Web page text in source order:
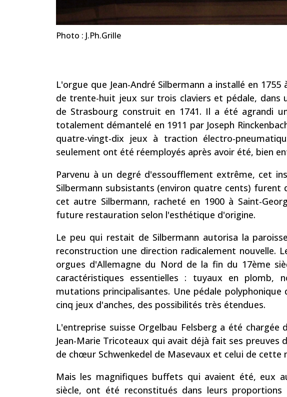
Photo : J.Ph.Grille
L'orgue que Jean-André Silbermann a installé en
de trente-huit jeux sur trois claviers et pédale, dans
de Strasbourg construit en 1741. Il a été agrandi
totalement démantelé en 1911 par Joseph
quatre-vingt-dix jeux à traction électro-
seulement ont été réemployés après avoir été, bien
Parvenu à un degré d'essoufflement extrême, cet
Silbermann subsistants (environ quatre cents) furent
cet autre Silbermann, racheté en 1900 à Saint-
future restauration selon l'esthétique d'origine.
Le peu qui restait de Silbermann autorisa la
reconstruction une direction radicalement nouvelle.
orgues d'Allemagne du Nord de la fin du 17ème
caractéristiques essentielles : tuyaux en plomb,
mutations principalisantes. Une pédale
cinq jeux d'anches, des possibilités très étendues.
L'entreprise suisse Orgelbau Felsberg a été
Jean-Marie Tricoteaux qui avait déjà fait ses
de chœur Schwenkedel de Masevaux et celui de cette
Mais les magnifiques buffets qui avaient été, eux
siècle, ont été reconstitués dans leurs